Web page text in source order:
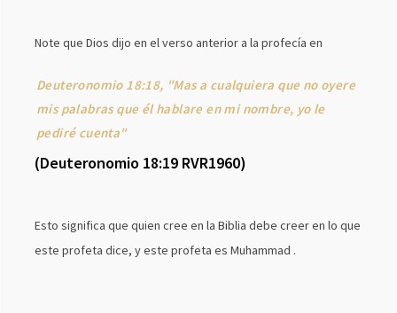
Note que Dios dijo en el verso anterior a la profecía en
Deuteronomio 18:18, "Mas a cualquiera que no oyere
mis palabras que él hablare en mi nombre, yo le
pediré cuenta"
(Deuteronomio 18:19 RVR1960)
Esto significa que quien cree en la Biblia debe creer en lo que
este profeta dice, y este profeta es Muhammad .